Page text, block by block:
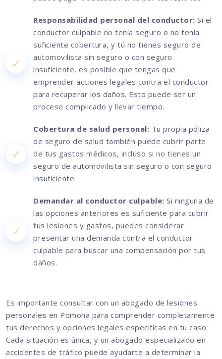
Responsabilidad personal del conductor: Si el
conductor culpable no tenía seguro o no tenía
suficiente cobertura, y tú no tienes seguro de
automovilista sin seguro o con seguro
insuficiente, es posible que tengas que
emprender acciones legales contra el conductor
para recuperar los daños. Esto puede ser un
proceso complicado y llevar tiempo.
Cobertura de salud personal: Tu propia póliza
de seguro de salud también puede cubrir parte
de tus gastos médicos, incluso si no tienes un
seguro de automovilista sin seguro o con seguro
insuficiente.
Demandar al conductor culpable: Si ninguna de
las opciones anteriores es suficiente para cubrir
tus lesiones y gastos, puedes considerar
presentar una demanda contra el conductor
culpable para buscar una compensación por tus
daños.
Es importante consultar con un abogado de lesiones
personales en Pomona para comprender completamente
tus derechos y opciones legales específicas en tu caso.
Cada situación es única, y un abogado especializado en
accidentes de tráfico puede ayudarte a determinar la